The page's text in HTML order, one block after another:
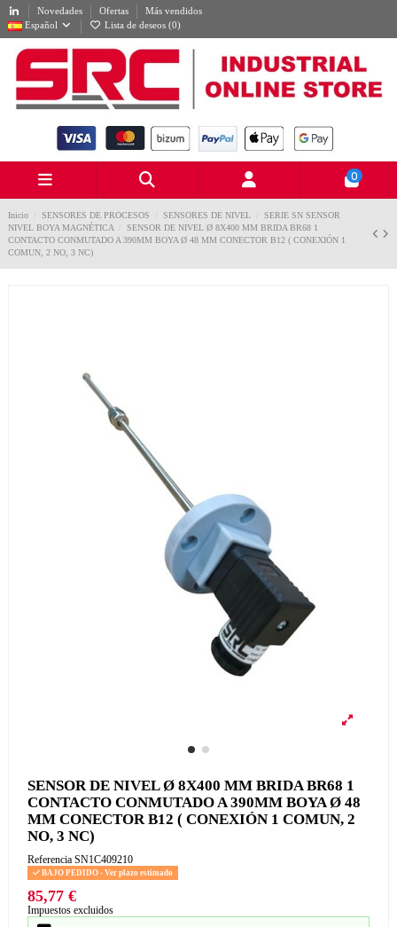
Novedades Ofertas
Más vendidos
Español
Lista de deseos (0)
0
Inicio SENSORES DE PROCESOS SENSORES DE NIVEL
SERIE SN SENSOR
NIVEL BOYA MAGNÉTICA
SENSOR DE NIVEL Ø 8X400 MM BRIDA BR68 1
CONTACTO CONMUTADO A 390MM BOYA Ø 48 MM CONECTOR B12 ( CONEXIÓN 1
COMUN, 2 NO, 3 NC)
SENSOR DE NIVEL Ø 8X400 MM BRIDA BR68 1
CONTACTO CONMUTADO A 390MM BOYA Ø 48
MM CONECTOR B12 ( CONEXIÓN 1 COMUN, 2
NO, 3 NC)
Referencia SN1C409210
BAJO PEDIDO - Ver plazo estimado
85,77 €
Impuestos excluidos